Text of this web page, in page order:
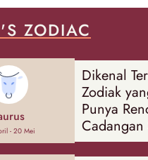
ZODIAC
- 20 Mei
Dikenal
Zodiak
Punya
Cadangan
Hal